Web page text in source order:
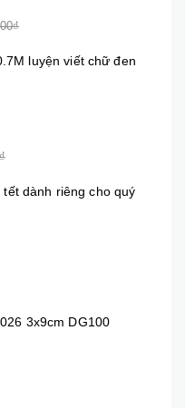
luyện viết chữ đen
tết dành riêng cho quý
3x9cm DG100